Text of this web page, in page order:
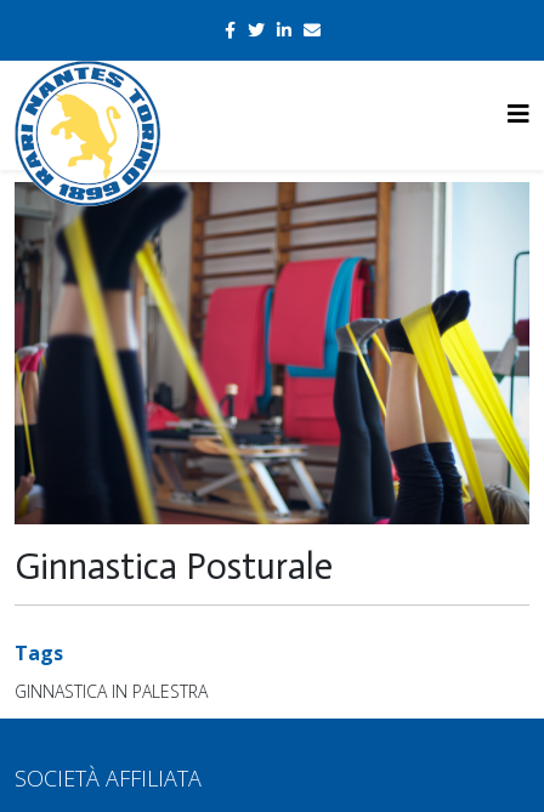
Ginnastica Posturale
Tags
GINNASTICA IN PALESTRA
SOCIETÀ AFFILIATA